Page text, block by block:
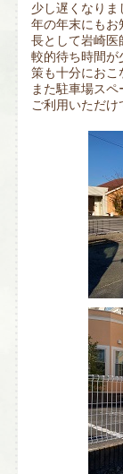
少し遅くなり
年の年末にもお
長として岩崎医
較的待ち時間が
策も十分におこ
また駐車場ス
ご利用いただけ